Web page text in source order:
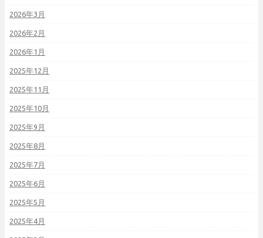
2026年3月
2026年2月
2026年1月
2025年12月
2025年11月
2025年10月
2025年9月
2025年8月
2025年7月
2025年6月
2025年5月
2025年4月